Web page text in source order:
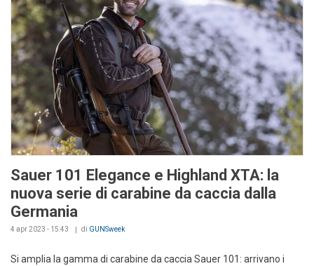
Sauer 101 Elegance e Highland XTA: la
nuova serie di carabine da caccia dalla
Germania
4 apr 2023 - 15:43 di GUNSweek
Si amplia la gamma di carabine da caccia Sauer 101: arrivano i